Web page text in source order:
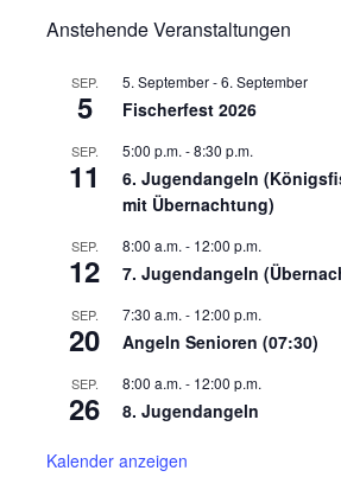
Anstehende Veranstaltungen
SEP.
5
5. September-6. September
Fischerfest 2026
SEP.
11
5:00 p.m. -8:30 p.m.
6. Jugendangeln
mit Übernachtung)
SEP.
12
8:00 a.m. - 12:00 p.m.
7. Jugendangeln
SEP.
20
7:30 a.m. - 12:00 p.m.
Angeln Senioren (07:30)
SEP.
26
8:00 a.m. - 12:00 p.m.
8. Jugendangeln
Kalender anzeigen